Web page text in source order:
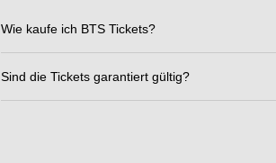
Wie kaufe ich BTS Tickets?
Sind die Tickets garantiert gültig?